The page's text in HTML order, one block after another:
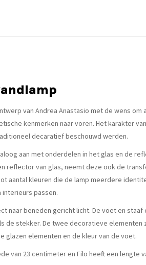
van Andrea Anastasio met de wens
kenmerken naar voren. Het karakter
decaratief beschouwd werden.
aan met onderdelen in het glas en de
reflector van glas, neemt deze ook de
aantal kleuren die de lamp meerdere
interieurs passen.
naar beneden gericht licht. De voet en
de stekker. De twee decoratieve
glazen elementen en de kleur van de voet.
van 23 centimeter en Filo heeft een lengte